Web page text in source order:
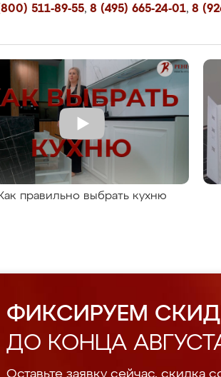
511-89-55, 8 (495) 665-24-01, 8
правильно выбрать кухню
ФИКСИРУЕМ
ДО КОНЦА
Оставьте заявку сейчас, скидка